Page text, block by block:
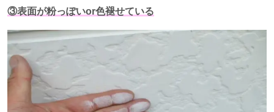
③表面が粉っぽいor色褪せている